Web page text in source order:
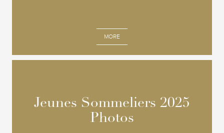
MORE
Jeunes Sommeliers 2025
Photos
Jeunes Sommeliers 2025
Photos